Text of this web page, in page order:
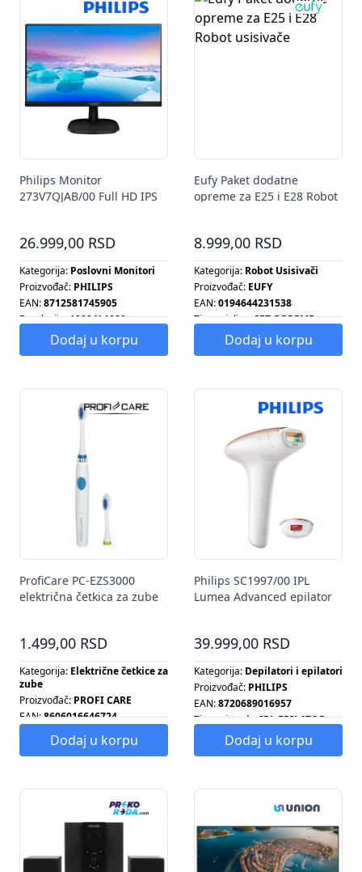
Philips Monitor
273V7QJAB/00 Full HD IPS
26.999,00 RSD
Kategorija: Poslovni Monitori
Proizvođač: PHILIPS
EAN:8712581745905
Rezolucija:1920 X 1080
Dodaj u korpu
Eufy Paket dodatne
opreme za E25 i E28 Robot
8.999,00 RSD
Kategorija: Robot Usisivači
Proizvođač: EUFY
EAN:0194644231538
Tip grejalice:SET OPREME
Tip radijatora:SET OPREME
Tip šporeta:
SET OPREME
Dodaj u korpu
ProfiCare PC-EZS3000
električna četkica za zube
1.499,00 RSD
Kategorija: Električne četkice za
zube
Proizvođač: PROFI CARE
EAN:8606016646724
Dodaj u korpu
Philips SC1997/00 IPL
Lumea Advanced epilator
39.999,00 RSD
Kategorija: Depilatori i epilatori
Proizvođač: PHILIPS
EAN:8720689016957
Tip proizvoda:IPL EPILATOR
Dodaj u korpu